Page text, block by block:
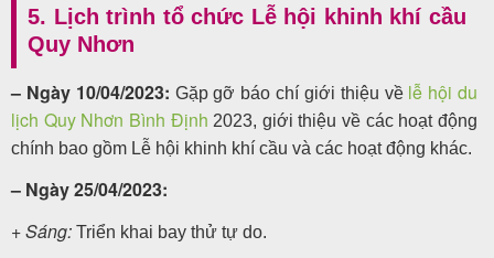
5. Lịch trình tổ chức Lễ hội khinh khí cầu
Quy Nhơn
– Ngày 10/04/2023: Gặp gỡ báo chí giới thiệu về lễ hội du
lịch Quy Nhơn Bình Định 2023, giới thiệu về các hoạt động
chính bao gồm Lễ hội khinh khí cầu và các hoạt động khác.
– Ngày 25/04/2023:
+ Sáng: Triển khai bay thử tự do.